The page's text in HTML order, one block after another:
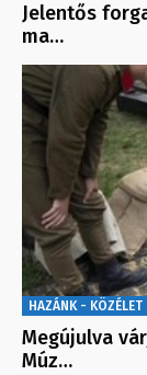
Jelentős
ma…
HAZÁNK - KÖZÉLET
Megújulva
Múz…